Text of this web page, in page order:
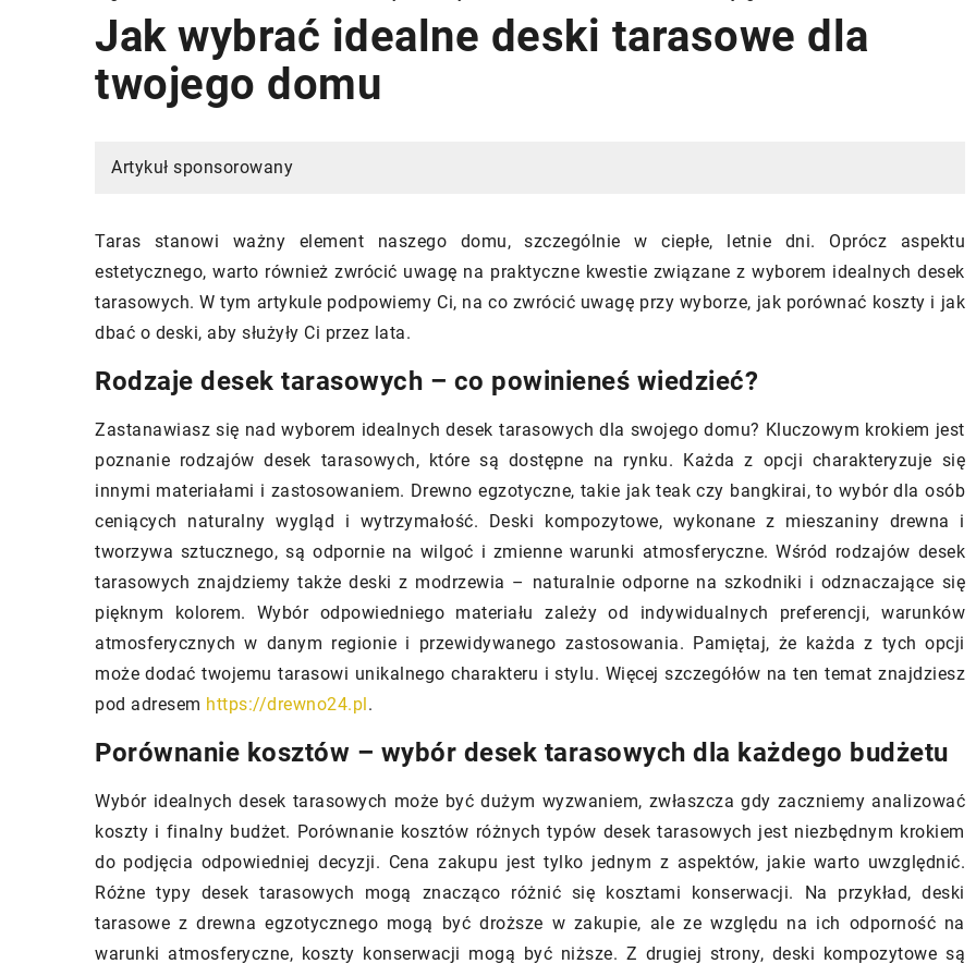
Jak wybrać idealne deski tarasowe dla
twojego domu
Artykuł sponsorowany
Taras stanowi ważny element naszego domu, szczególnie w ciepłe, letnie dni. Oprócz aspektu
estetycznego, warto również zwrócić uwagę na praktyczne kwestie związane z wyborem idealnych desek
tarasowych. W tym artykule podpowiemy Ci, na co zwrócić uwagę przy wyborze, jak porównać koszty i jak
dbać o deski, aby służyły Ci przez lata.
Rodzaje desek tarasowych – co powinieneś wiedzieć?
Zastanawiasz się nad wyborem idealnych desek tarasowych dla swojego domu? Kluczowym krokiem jest
poznanie rodzajów desek tarasowych, które są dostępne na rynku. Każda z opcji charakteryzuje się
innymi materiałami i zastosowaniem. Drewno egzotyczne, takie jak teak czy bangkirai, to wybór dla osób
ceniących naturalny wygląd i wytrzymałość. Deski kompozytowe, wykonane z mieszaniny drewna i
tworzywa sztucznego, są odpornie na wilgoć i zmienne warunki atmosferyczne. Wśród rodzajów desek
tarasowych znajdziemy także deski z modrzewia – naturalnie odporne na szkodniki i odznaczające się
pięknym kolorem. Wybór odpowiedniego materiału zależy od indywidualnych preferencji, warunków
atmosferycznych w danym regionie i przewidywanego zastosowania. Pamiętaj, że każda z tych opcji
może dodać twojemu tarasowi unikalnego charakteru i stylu. Więcej szczegółów na ten temat znajdziesz
pod adresem https://drewno24.pl.
Porównanie kosztów – wybór desek tarasowych dla każdego budżetu
Wybór idealnych desek tarasowych może być dużym wyzwaniem, zwłaszcza gdy zaczniemy analizować
koszty i finalny budżet. Porównanie kosztów różnych typów desek tarasowych jest niezbędnym krokiem
do podjęcia odpowiedniej decyzji. Cena zakupu jest tylko jednym z aspektów, jakie warto uwzględnić.
Różne typy desek tarasowych mogą znacząco różnić się kosztami konserwacji. Na przykład, deski
tarasowe z drewna egzotycznego mogą być droższe w zakupie, ale ze względu na ich odporność na
warunki atmosferyczne, koszty konserwacji mogą być niższe. Z drugiej strony, deski kompozytowe są
POMPA CIEPŁA
domów?
się, dlaczego pompa ciepła
stać się doskonałym
dla nowoczesnego
Odkryj zalety i wady, koszty
oszczędności
z tą inwestycją. Tylko z
na ekologiczne i
ogrzewanie!
BUDOWA DOMU
30/09/2025
Innowacyjne materiały ścienne w
nowoczesnym budownictwie
Odkryj nowoczesne technologie i
materiały, które zrewolucjonizują
budownictwo. Dowiedz się, jak
innowacyjne materiały ścienne
wpływają na trwałość, estetykę i
efektywność energetyczną budynków
przyszłości.
narzędziową dla profesjonalisty?
Artykuł, który pomoże Ci dokonać
najlepszego wyboru skrzynki
narzędziowej. Dowiedz się, na co
zwracać uwagę, wybierając idealne
narzędzie dla profesjonalisty.